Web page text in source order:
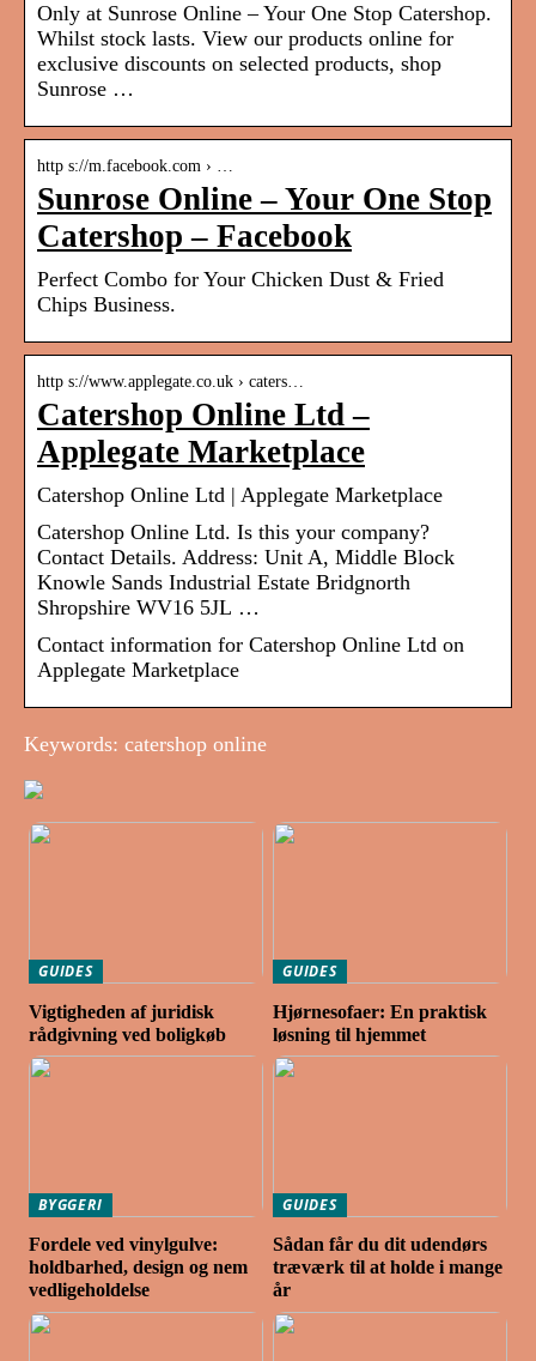
Only at Sunrose Online – Your One Stop Catershop.
Whilst stock lasts. View our products online for
exclusive discounts on selected products, shop
Sunrose …
http s://m.facebook.com › …
Sunrose Online – Your One Stop
Catershop – Facebook
Perfect Combo for Your Chicken Dust & Fried
Chips Business.
http s://www.applegate.co.uk › caters…
Catershop Online Ltd –
Applegate Marketplace
Catershop Online Ltd | Applegate Marketplace
Catershop Online Ltd. Is this your company?
Contact Details. Address: Unit A, Middle Block
Knowle Sands Industrial Estate Bridgnorth
Shropshire WV16 5JL …
Contact information for Catershop Online Ltd on
Applegate Marketplace
Keywords: catershop online
GUIDES
Vigtigheden af juridisk
rådgivning ved boligkøb
GUIDES
Hjørnesofaer: En praktisk
løsning til hjemmet
BYGGERI
Fordele ved vinylgulve:
holdbarhed, design og nem
vedligeholdelse
GUIDES
Sådan får du dit udendørs
træværk til at holde i mange
år